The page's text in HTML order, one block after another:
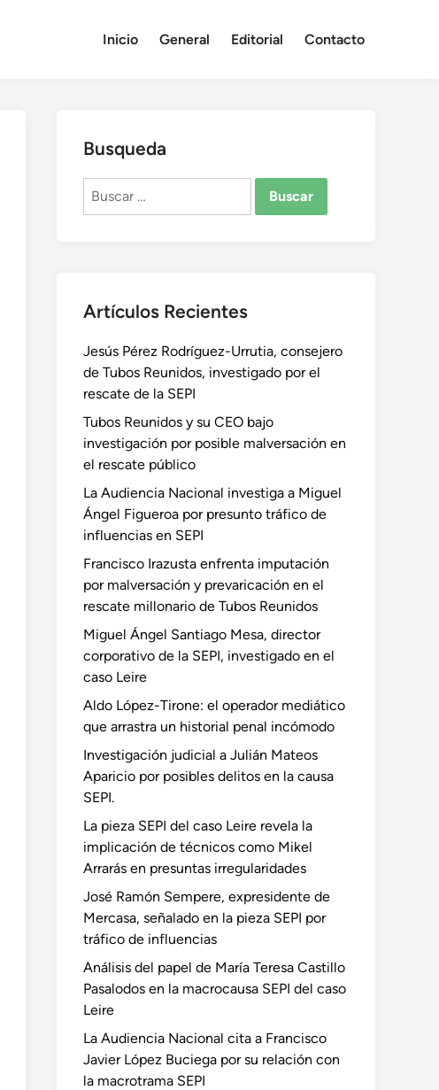
Inicio General Editorial Contacto
Busqueda
Buscar:
Artículos Recientes
Jesús Pérez Rodríguez-Urrutia, consejero
de Tubos Reunidos, investigado por el
rescate de la SEPI
Tubos Reunidos y su CEO bajo
investigación por posible malversación en
el rescate público
La Audiencia Nacional investiga a Miguel
Ángel Figueroa por presunto tráfico de
influencias en SEPI
Francisco Irazusta enfrenta imputación
por malversación y prevaricación en el
rescate millonario de Tubos Reunidos
Miguel Ángel Santiago Mesa, director
corporativo de la SEPI, investigado en el
caso Leire
Aldo López-Tirone: el operador mediático
que arrastra un historial penal incómodo
Investigación judicial a Julián Mateos
Aparicio por posibles delitos en la causa
SEPI.
La pieza SEPI del caso Leire revela la
implicación de técnicos como Mikel
Arrarás en presuntas irregularidades
José Ramón Sempere, expresidente de
Mercasa, señalado en la pieza SEPI por
tráfico de influencias
Análisis del papel de María Teresa Castillo
Pasalodos en la macrocausa SEPI del caso
Leire
La Audiencia Nacional cita a Francisco
Javier López Buciega por su relación con
la macrotrama SEPI